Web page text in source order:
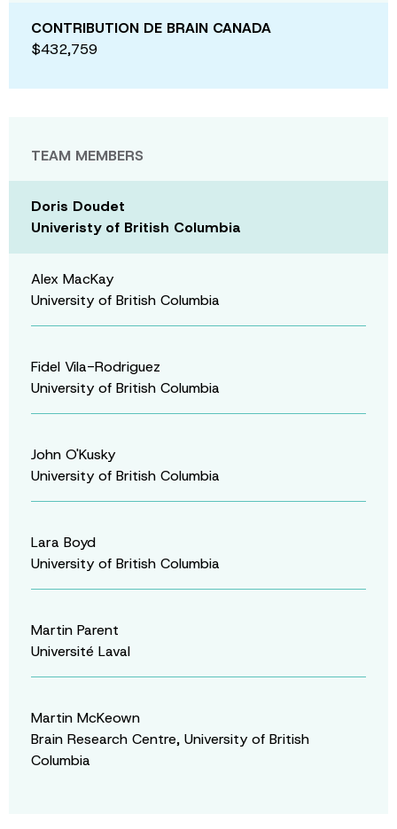
CONTRIBUTION DE BRAIN CANADA
$432,759
TEAM MEMBERS
Doris Doudet
Univeristy of British Columbia
Alex MacKay
University of British Columbia
Fidel Vila-Rodriguez
University of British Columbia
John O'Kusky
University of British Columbia
Lara Boyd
University of British Columbia
Martin Parent
Université Laval
Martin McKeown
Brain Research Centre, University of British
Columbia